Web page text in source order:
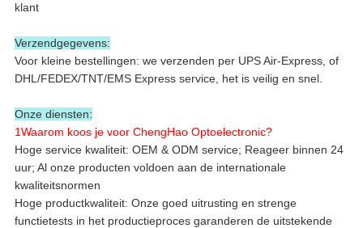
klant
Verzendgegevens:
Voor kleine bestellingen: we verzenden per UPS Air-Express, of
DHL/FEDEX/TNT/EMS Express service, het is veilig en snel.
Onze diensten:
1Waarom koos je voor ChengHao Optoelectronic?
Hoge service kwaliteit: OEM & ODM service; Reageer binnen 24
uur; Al onze producten voldoen aan de internationale
kwaliteitsnormen
Hoge productkwaliteit: Onze goed uitrusting en strenge
functietests in het productieproces garanderen de uitstekende